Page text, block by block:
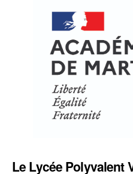
Le Lycée Polyvalent